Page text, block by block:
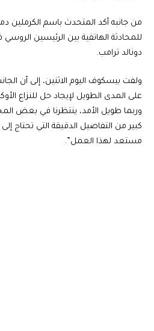
من جانبه أكد المتحدث باسم الكرملين
للمحادثة الهاتفية بين الرئيسين الروسي
دونالد ترامب.
ولفت بيسكوف اليوم الاثنين، إلى أن
على المدى الطويل لإيجاد حل للنزاع
وربما طويل الأمد، ينتظرنا في بعض
كبير من التفاصيل الدقيقة التي تحتاج
مستعد لهذا العمل”.